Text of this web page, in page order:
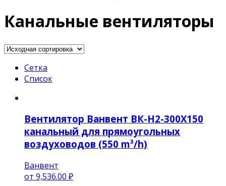
Канальные вентиляторы
Сетка
Список
Вентилятор Ванвент ВК-Н2-300Х150
канальный для прямоугольных
воздуховодов (550 m³/h)
Ванвент
от 9,536.00 ₽